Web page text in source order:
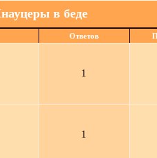
в беде
Ответов
1
1